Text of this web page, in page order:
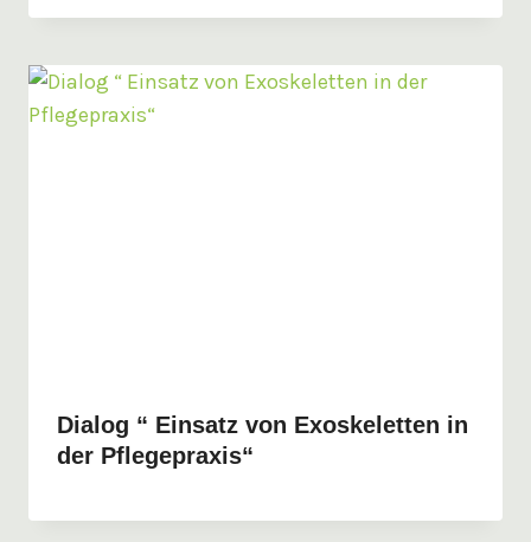
Dialog “ Einsatz von Exoskeletten in
der Pflegepraxis“